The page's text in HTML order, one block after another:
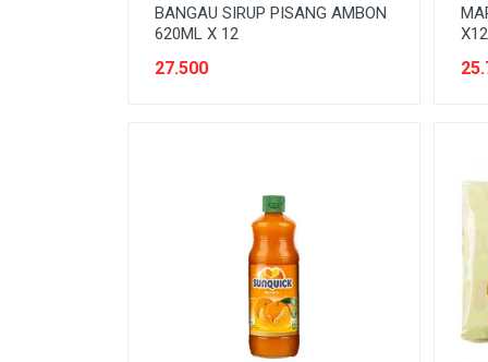
SEREAL & SARAPAN
TEMPAT PENYIMPANAN
TISSUE & KAPAS
BANGAU SIRUP PISANG AMBON
620ML X 12
27.500
X12